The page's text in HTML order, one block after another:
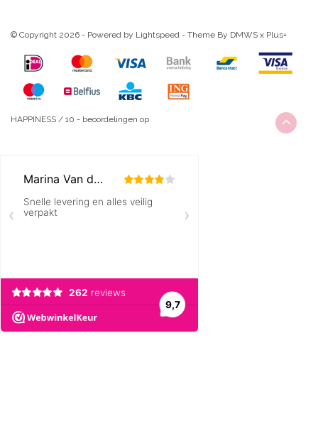
© Copyright 2026 - Powered by Lightspeed - Theme By DMWS x Plus+
HAPPINESS / 10 - beoordelingen op